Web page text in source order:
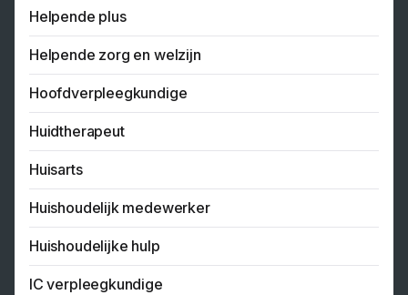
Helpende plus
Helpende zorg en welzijn
Hoofdverpleegkundige
Huidtherapeut
Huisarts
Huishoudelijk medewerker
Huishoudelijke hulp
IC verpleegkundige